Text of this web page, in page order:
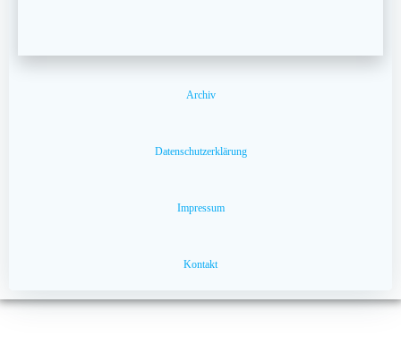
Archiv
Datenschutzerklärung
Impressum
Kontakt